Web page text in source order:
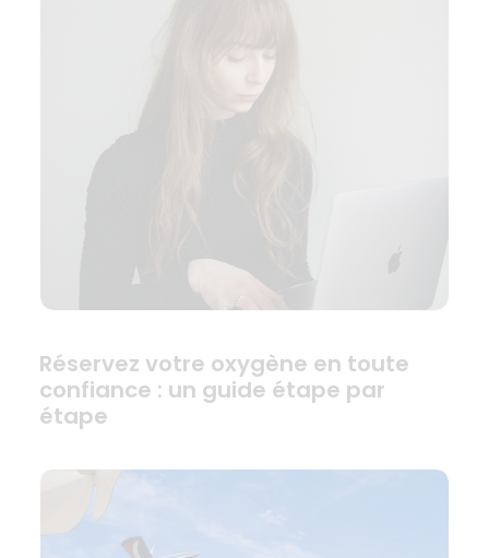
Réservez votre oxygène en toute
confiance : un guide étape par
étape